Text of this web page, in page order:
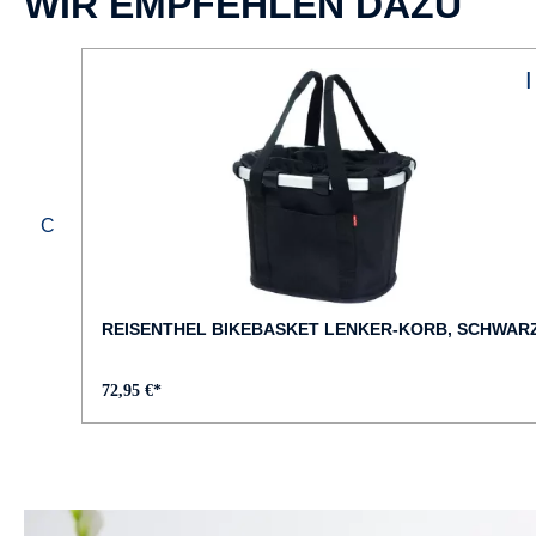
REISENTHEL BIKEBASKET LENKER-KORB,
72,95 €*